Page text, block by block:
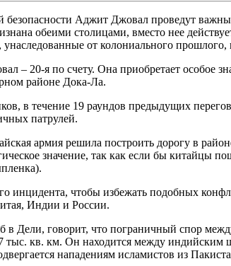
Аджит Джовал проведут
обеими столицами, вместо нее
от колониального прошлого,
20-я по счету. Она приобретает особое
районе Дока-Ла.
в течение 19 раундов предыдущих
патрулей.
армия решила построить дорогу в
значение, так как если бы китайцы
инцидента, чтобы избежать подобных
Индии и России.
говорит, что пограничный спор
тыс. кв. км. Он находится между
нападениям исламистов из